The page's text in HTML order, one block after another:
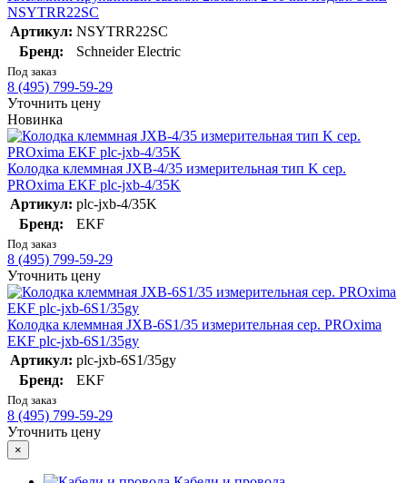
NSYTRR22SC
Артикул: NSYTRR22SC
Бренд:
Schneider Electric
Под заказ
8 (495) 799-59-29
Уточнить цену
Новинка
Колодка клеммная JXB-4/35 измерительная тип K сер.
PROxima EKF plc-jxb-4/35K
Артикул: plc-jxb-4/35K
Бренд:
EKF
Под заказ
8 (495) 799-59-29
Уточнить цену
Колодка клеммная JXB-6S1/35 измерительная сер. PROxima
EKF plc-jxb-6S1/35gy
Артикул: plc-jxb-6S1/35gy
Бренд:
EKF
Под заказ
8 (495) 799-59-29
Уточнить цену
×